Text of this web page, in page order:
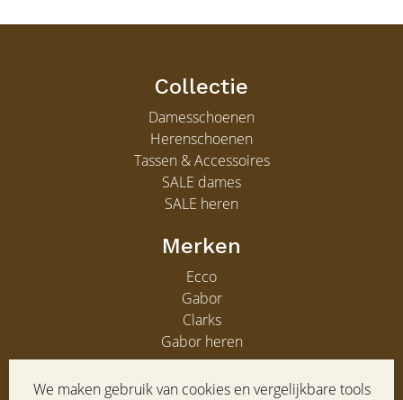
We maken gebruik van cookies en vergelijkbare tools
Collectie
Damesschoenen
Herenschoenen
Tassen & Accessoires
SALE dames
SALE heren
Merken
Ecco
Gabor
Clarks
Gabor heren
Service